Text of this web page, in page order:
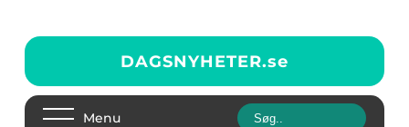
DAGSNYHETER.se
Menu